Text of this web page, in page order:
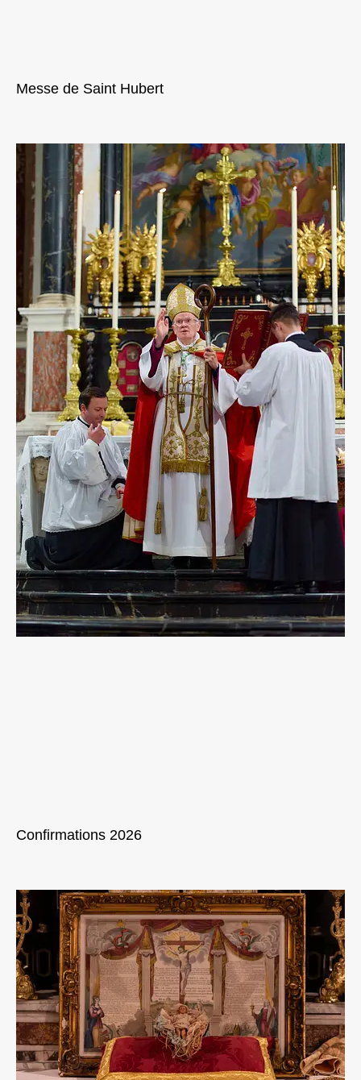
Messe de Saint Hubert
Confirmations 2026